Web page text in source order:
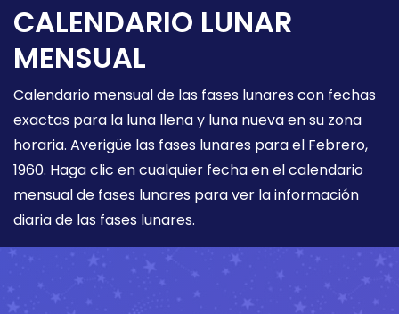
CALENDARIO LUNAR
MENSUAL
Calendario mensual de las fases lunares con fechas
exactas para la luna llena y luna nueva en su zona
horaria. Averigüe las fases lunares para el Febrero,
1960. Haga clic en cualquier fecha en el calendario
mensual de fases lunares para ver la información
diaria de las fases lunares.